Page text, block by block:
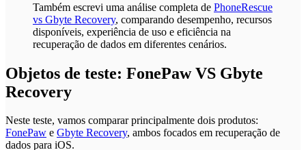
Também escrevi uma análise completa de PhoneRescue
vs Gbyte Recovery, comparando desempenho, recursos
disponíveis, experiência de uso e eficiência na
recuperação de dados em diferentes cenários.
Objetos de teste: FonePaw VS Gbyte
Recovery
Neste teste, vamos comparar principalmente dois produtos:
FonePaw e Gbyte Recovery, ambos focados em recuperação de
dados para iOS.